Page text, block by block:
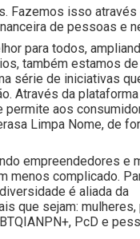
Fazemos isso através
de pessoas e
para todos,
também estamos
série de iniciativas
Através da
permite aos
Limpa Nome, de
empreendedores e
menos complicado.
é aliada da
que sejam: mulheres,
PcD e